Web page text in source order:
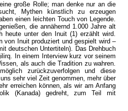
große Rolle; man denke nur an die
Mythen künstlich zu erzeugen
einen leichten Touch von Legende.
die annähernd 1.000 Jahre alt
heute unter den Inuit (1) erzählt wird.
von Inuit produziert und gespielt wird –
deutschen Untertiteln). Das Drehbuch
In einem Interview kurz vor seinem
als auch die Tradition zu wahren.
zurückzuverfolgen und diese
sehr viel Zeit genommen, mehr über
erreichen können, als wir am Anfang
(Kanada) gedreht, zum Teil mit